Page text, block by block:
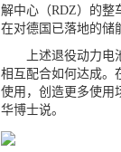
解中心（RDZ）的整
在对德国已落地的储
上述退役动力电池
相互配合如何达成。
使用，创造更多使用
华博士说。